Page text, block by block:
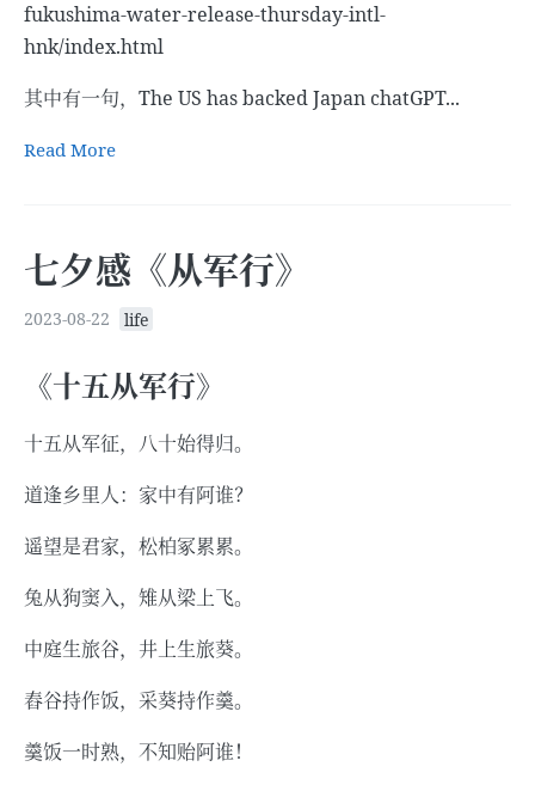
fukushima-water-release-thursday-intl-
hnk/index.html
其中有一句，The US has backed Japan chatGPT...
Read More
七夕感《从军行》
2023-08-22 life
《十五从军行》
十五从军征，八十始得归。
道逢乡里人：家中有阿谁？
遥望是君家，松柏冢累累。
兔从狗窦入，雉从梁上飞。
中庭生旅谷，井上生旅葵。
舂谷持作饭，采葵持作羹。
羹饭一时熟，不知贻阿谁！